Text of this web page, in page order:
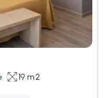
19 m2